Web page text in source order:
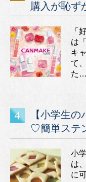
購入が恥ず
「
は
キ
て
た…
【小学生
♡簡単ステ
小
は
に